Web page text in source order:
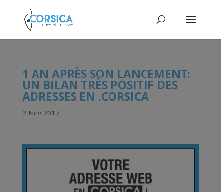
1 AN APRÈS SON LANCEMENT:
UN BILAN TRÈS POSITIF DES
ADRESSES EN .CORSICA
2 Nov 2017